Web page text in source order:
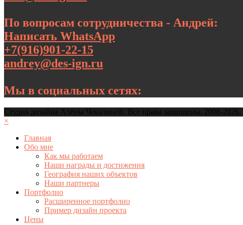
По вопросам сотрудничества - Андрей:
Написать WhatsApp
+7(916)901-22-15
andrey@des-ign.ru
Мы в социальных сетях:
Студия дизайна Алёны Чекалиной. Все права защищены. 2008-2026.
×
Главная
Обо мне
Как мы работаем
Наши награды и достижения
География наших объектов
Наши партнеры
Портфолио
Расширенное портфолио
Пример дизайн проекта
Цены